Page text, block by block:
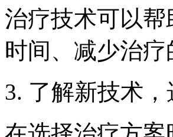
治疗技术可以
时间、减少治
3. 了解新技术